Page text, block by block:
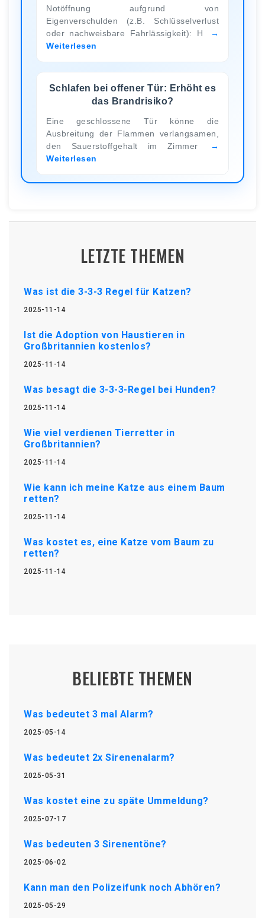
Notöffnung aufgrund von
Eigenverschulden (z.B. Schlüsselverlust
oder nachweisbare Fahrlässigkeit): H
Weiterlesen
Schlafen bei offener Tür: Erhöht es
das Brandrisiko?
Eine geschlossene Tür könne die
Ausbreitung der Flammen verlangsamen,
den Sauerstoffgehalt im Zimmer
Weiterlesen
LETZTE THEMEN
Was ist die 3-3-3 Regel für Katzen?
2025-11-14
Ist die Adoption von Haustieren in
Großbritannien kostenlos?
2025-11-14
Was besagt die 3-3-3-Regel bei Hunden?
2025-11-14
Wie viel verdienen Tierretter in
Großbritannien?
2025-11-14
Wie kann ich meine Katze aus einem Baum
retten?
2025-11-14
Was kostet es, eine Katze vom Baum zu
retten?
2025-11-14
BELIEBTE THEMEN
Was bedeutet 3 mal Alarm?
2025-05-14
Was bedeutet 2x Sirenenalarm?
2025-05-31
Was kostet eine zu späte Ummeldung?
2025-07-17
Was bedeuten 3 Sirenentöne?
2025-06-02
Kann man den Polizeifunk noch Abhören?
2025-05-29